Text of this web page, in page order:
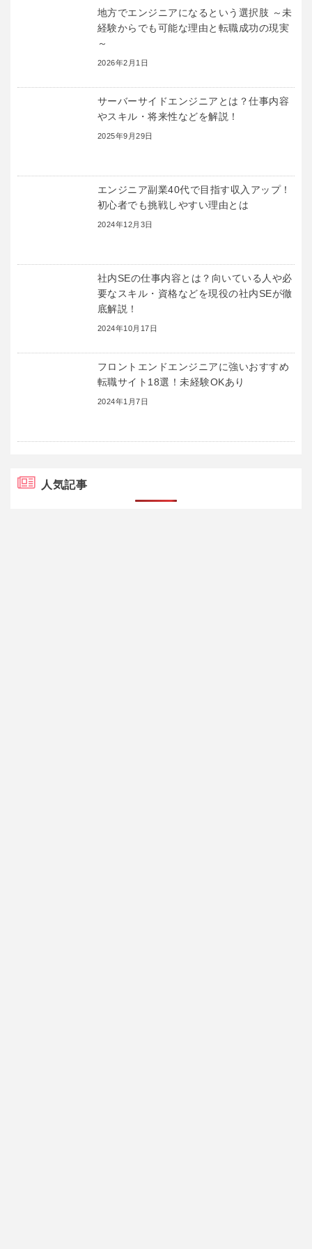
地方でエンジニアになるという選択肢 ～未
経験からでも可能な理由と転職成功の現実
～
2026年2月1日
サーバーサイドエンジニアとは？仕事内容
やスキル・将来性などを解説！
2025年9月29日
エンジニア副業40代で目指す収入アップ！
初心者でも挑戦しやすい理由とは
2024年12月3日
社内SEの仕事内容とは？向いている人や必
要なスキル・資格などを現役の社内SEが徹
底解説！
2024年10月17日
フロントエンドエンジニアに強いおすすめ
転職サイト18選！未経験OKあり
2024年1月7日
人気記事